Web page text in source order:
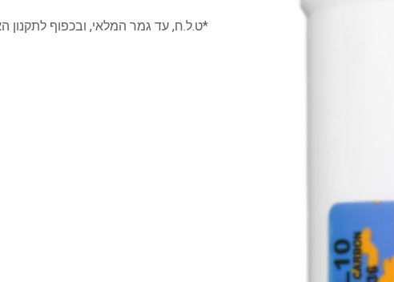
*ט.ל.ח, עד גמר המלאי, ובכפוף לתקנון